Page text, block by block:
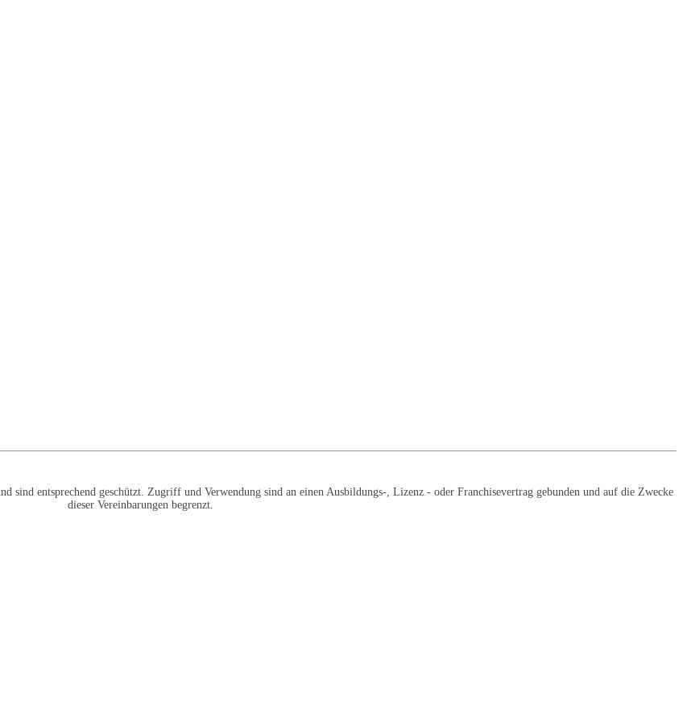
sind entsprechend geschützt. Zugriff und Verwendung sind an einen Ausbildungs-, Lizenz - oder Franchisevertrag gebunden und auf die Zwecke
dieser Vereinbarungen begrenzt.